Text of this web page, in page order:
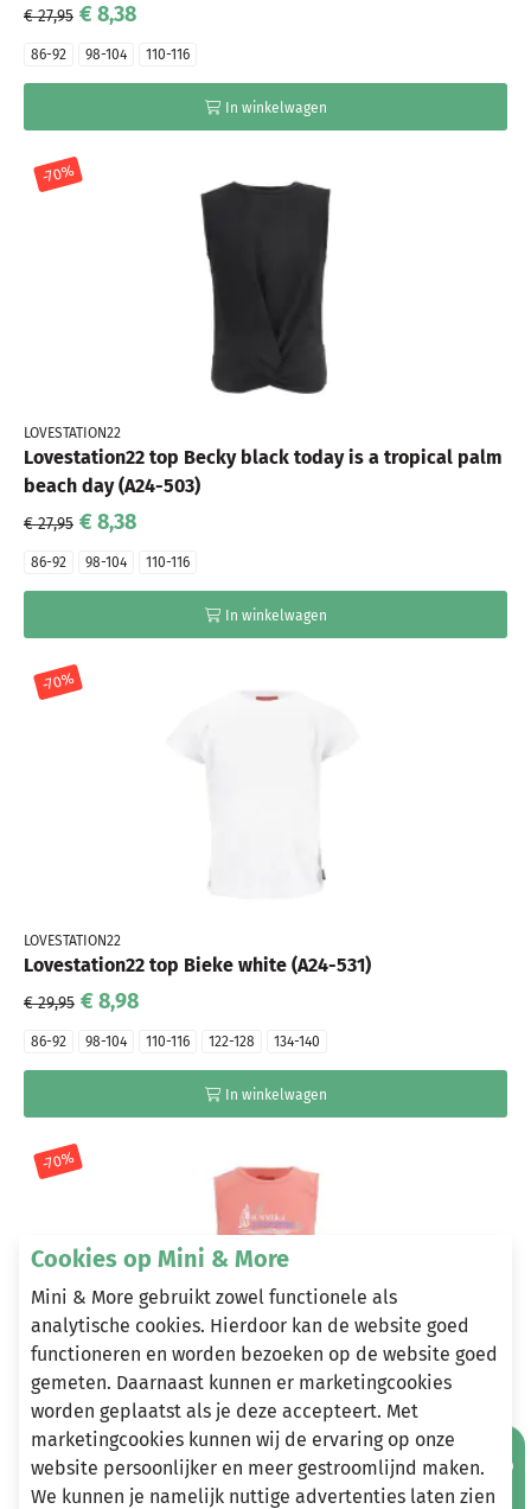
€ 27,95 € 8,38
86-92 98-104 110-116
In winkelwagen
-70%
LOVESTATION22
Lovestation22 top Becky black today is a tropical palm
beach day (A24-503)
€ 27,95 € 8,38
86-92 98-104 110-116
In winkelwagen
-70%
LOVESTATION22
Lovestation22 top Bieke white (A24-531)
€ 29,95 € 8,98
86-92 98-104 110-116 122-128 134-140
In winkelwagen
-70%
LOVESTATION22
Lovestation22 top Bliss Lantana (A24-532)
€ 8,38
Cookies op Mini & More
Mini & More gebruikt zowel functionele als
analytische cookies. Hierdoor kan de website goed
functioneren en worden bezoeken op de website goed
gemeten. Daarnaast kunnen er marketingcookies
worden geplaatst als je deze accepteert. Met
marketingcookies kunnen wij de ervaring op onze
website persoonlijker en meer gestroomlijnd maken.
We kunnen je namelijk nuttige advertenties laten zien